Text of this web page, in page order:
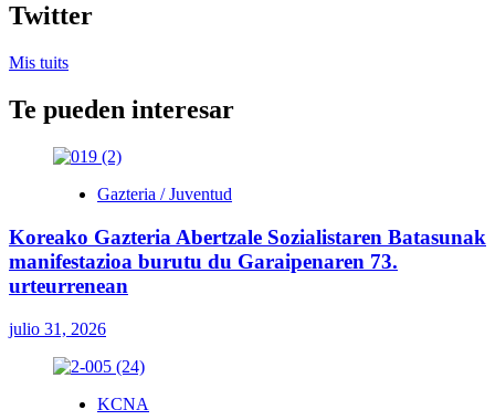
Twitter
Mis tuits
Te pueden interesar
Gazteria / Juventud
Koreako Gazteria Abertzale Sozialistaren Batasunak
manifestazioa burutu du Garaipenaren 73.
urteurrenean
julio 31, 2026
KCNA